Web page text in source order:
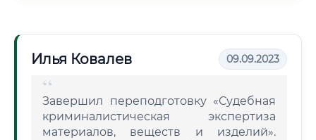
Илья Ковалев 09.09.2023
Завершил переподготовку «Судебная
криминалистическая экспертиза
материалов, веществ и изделий».